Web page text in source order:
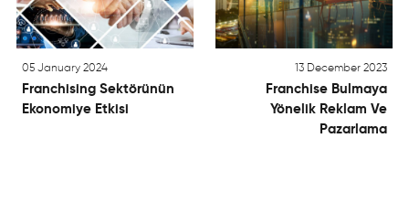
05 January 2024
Franchising Sektörünün
Ekonomiye Etkisi
13 December 2023
Franchise Bulmaya
Yönelik Reklam Ve
Pazarlama